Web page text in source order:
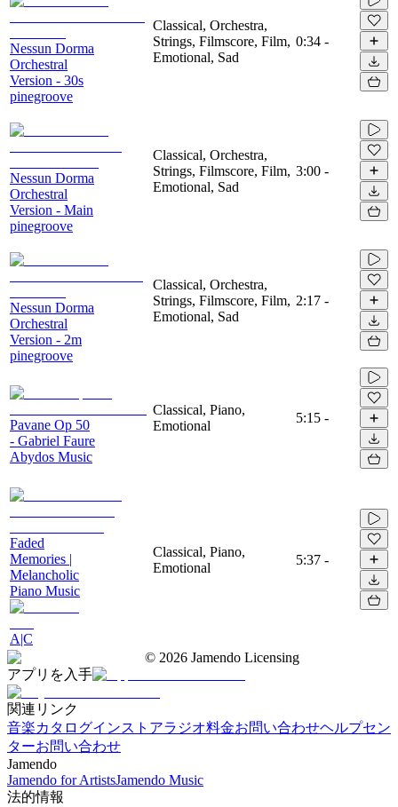
Nessun Dorma
Orchestral
Version - 30s
pinegroove
Classical, Orchestra,
Strings, Filmscore, Film,
Emotional, Sad
0:34 -
Nessun Dorma
Orchestral
Version - Main
pinegroove
Classical, Orchestra,
Strings, Filmscore, Film,
Emotional, Sad
3:00 -
Nessun Dorma
Orchestral
Version - 2m
pinegroove
Classical, Orchestra,
Strings, Filmscore, Film,
Emotional, Sad
2:17 -
Pavane Op 50
- Gabriel Faure
Abydos Music
Classical, Piano,
Emotional
5:15 -
Faded
Memories |
Melancholic
Piano Music
A|C
Classical, Piano,
Emotional
5:37 -
© 2026 Jamendo Licensing
アプリを入手
関連リンク
音楽カタログインストアラジオ料金お問い合わせヘルプセン
ターお問い合わせ
Jamendo
Jamendo for ArtistsJamendo Music
法的情報